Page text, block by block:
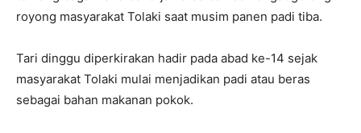
royong masyarakat Tolaki saat musim panen padi tiba.
Tari dinggu diperkirakan hadir pada abad ke-14 sejak
masyarakat Tolaki mulai menjadikan padi atau beras
sebagai bahan makanan pokok.